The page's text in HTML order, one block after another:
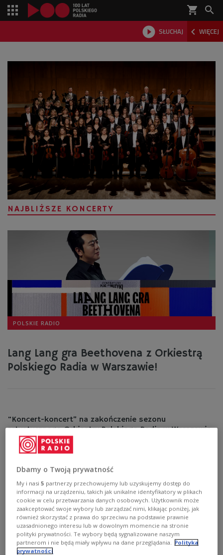
shopping_cart 
 SŁUCHAJ  WIĘCEJ

NAJBLIŻSZE KONCERTY
POLSKIE RADIO
Lang Lang gra Beethovena z Orkiestrą
Polskiego Radia w Warszawie!
"Koncert-koncert” na zakończenie sezonu
artystycznego Orkiestry Polskiego Radia w Warszawie
AKTUALNOŚCI
"K jak Kolorowy Dzień Dziecka”, czyli koncert z cyklu
Alfabet Orkiestry!
Dbamy o Twoją prywatność
My i nasi5 partnerzy przechowujemy lub uzyskujemy dostęp do
informacji na urządzeniu, takich jak unikalne identyfikatory w plikach
cookie w celu przetwarzania danych osobowych. Użytkownik może
zaakceptować swoje wybory lub zarządzać nimi, klikając poniżej, jak
również skorzystać z prawa do sprzeciwu na podstawie prawnie
uzasadnionego interesu lub w dowolnym momencie na stronie
polityki prywatności. Te wybory będą sygnalizowane naszym
partnerom i nie będą miały wpływu na dane przeglądania.
Polityka
prywatności